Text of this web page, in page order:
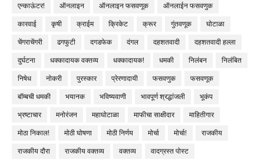
एन्काऊंटर!
ऑनलाइन ऑनलाइन फसवणूक
ऑनलाईन फसवणुक
कारवाई
कृषी क्राईम क्रिकेट क्रूर गुंतवणूक
घोटाळा
चेंगराचेंगरी
ढगफुटी दगडफेक दंगल दहशतवादी
दहशतवादी हल्ला
दुर्घटना
धक्कादायक वक्तव्य धक्कादायक! धमकी निलंबन
निलंबित
निषेध
नोकरी पुरस्कार प्रेरणादायी फसवणुक
फसवणूक
बॉम्बची धमकी
भयानक भविष्यवाणी भावपूर्ण श्रद्धांजली
भूकंप
भ्रष्टाचार
मनोरंजन महाघोटाळा माफीचा साक्षीदार
माहितीगार
मोठा निकाल!
मोठी घोषणा मोठी निर्णय मोर्चा मोर्चा!
राजकीय
राजकीय दौरा
राजकीय वक्तव्य वक्तव्य
वादग्रस्त पोस्ट